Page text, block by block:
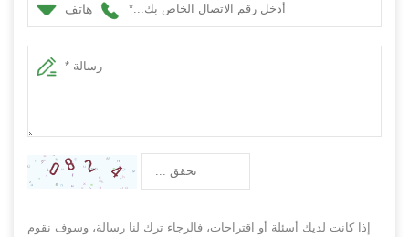
هاتف
إذا كانت لديك أسئلة أو اقتراحات، فالرجاء ترك لنا رسالة، وسوف نقوم